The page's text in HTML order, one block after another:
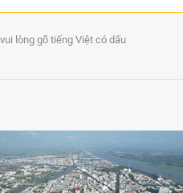
lòng gõ tiếng Việt có dấu